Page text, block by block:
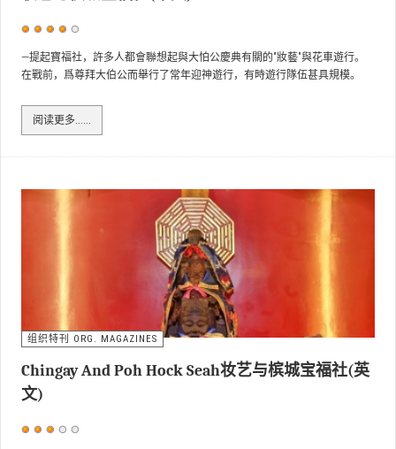
用
户
评
—提起寶福社，許多人都會聯想起與大怕公慶典有關的"妝藝"與花車遊行。
在戰前，爲尊拜大伯公而舉行了常年迎神遊行，有時遊行隊伍甚具規模。
阅读更多……
组织特刊 ORG. MAGAZINES
Chingay And Poh Hock Seah妆艺与槟城宝福社(英
文)
用